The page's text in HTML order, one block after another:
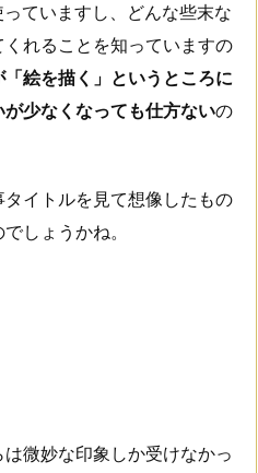
ていますし、どんな些末な
れることを知っていますの
絵を描く」というところに
少なくなっても仕方ないの
イトルを見て想像したもの
しょうかね。
微妙な印象しか受けなかっ